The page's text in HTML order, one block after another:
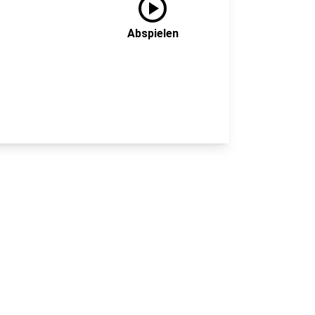
play_circle
Abspielen